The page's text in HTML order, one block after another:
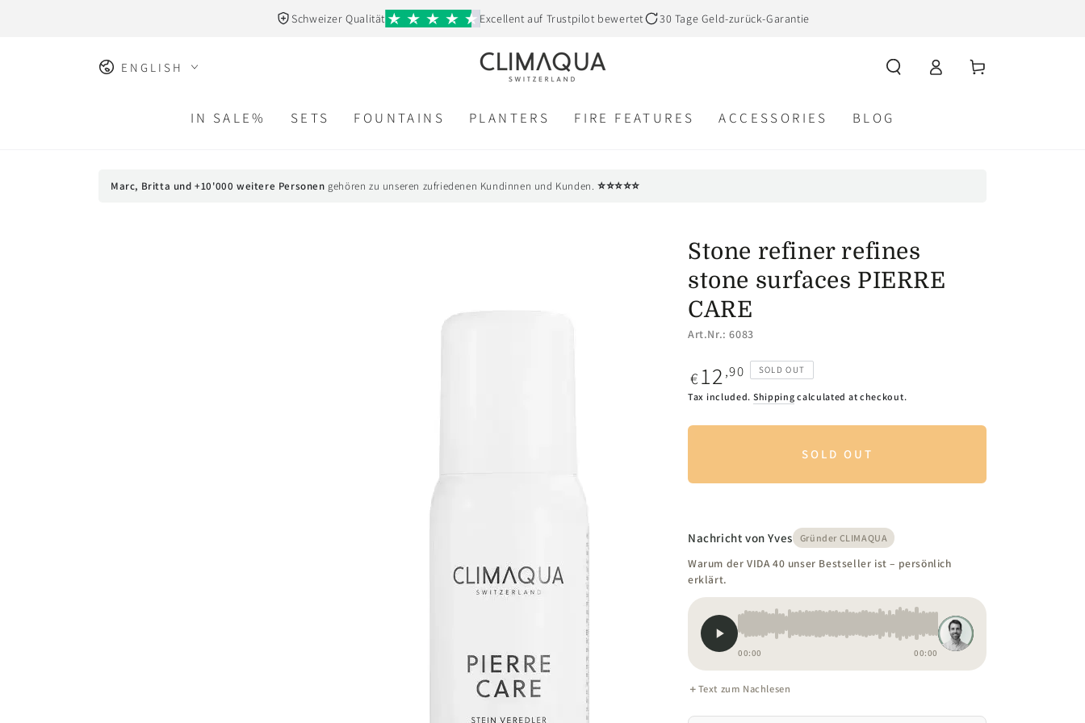
Schweizer Qualität Excellent auf Trustpilot bewertet 30 Tage Geld-zurück-Garantie
LanguageENGLISH
IN SALE% SETS FOUNTAINS PLANTERS FIRE FEATURES ACCESSORIES BLOG
Log
in
Cart
Marc, Britta und +10'000 weitere Personen gehören zu unseren zufriedenen Kundinnen und Kunden.⭐⭐⭐⭐⭐
Stone refiner refines
stone surfaces PIERRE
CARE
Art.Nr.: 6083
Regular
price
€12,90 SOLD OUT
Tax included. Shipping calculated at checkout.
SOLD OUT
Nachricht von Yves Gründer CLIMAQUA
Warum der VIDA 40 unser Bestseller ist – persönlich
erklärt.
00:00 00:00
Text zum Nachlesen